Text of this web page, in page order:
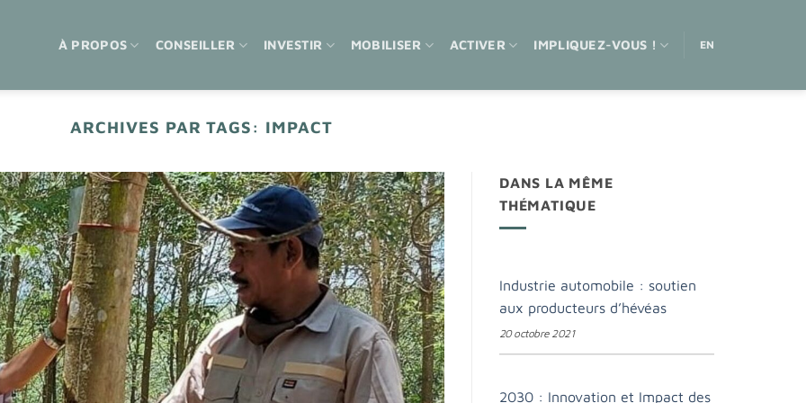
À PROPOS CONSEILLER INVESTIR MOBILISER ACTIVER IMPLIQUEZ-VOUS ! EN
ARCHIVES PAR TAGS: IMPACT
DANS LA MÊME
THÉMATIQUE
Industrie automobile : soutien
aux producteurs d’hévéas
20 octobre 2021
2030 : Innovation et Impact des